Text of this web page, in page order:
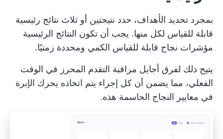
بمجرد تحديد الأهداف، حدد نتيجتين أو ثلاث نتائج رئيسية
قابلة للقياس لكل منها. يجب أن تكون النتائج الرئيسية
مؤشرات نجاح قابلة للقياس الكمي ومحددة زمنيًا.
يتيح ذلك لفرق أجايل مراقبة التقدم المحرز في الوقت
الفعلي، مما يضمن أن كل إجراء يتم اتخاذه يحرك الإبرة
في معايير النجاح الحاسمة هذه.